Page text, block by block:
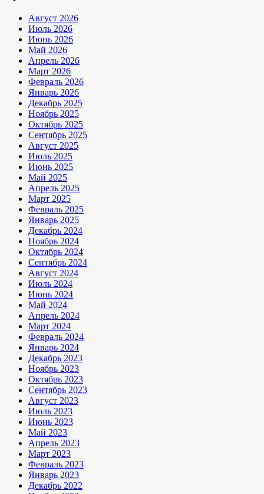
Август 2026
Июль 2026
Июнь 2026
Май 2026
Апрель 2026
Март 2026
Февраль 2026
Январь 2026
Декабрь 2025
Ноябрь 2025
Октябрь 2025
Сентябрь 2025
Август 2025
Июль 2025
Июнь 2025
Май 2025
Апрель 2025
Март 2025
Февраль 2025
Январь 2025
Декабрь 2024
Ноябрь 2024
Октябрь 2024
Сентябрь 2024
Август 2024
Июль 2024
Июнь 2024
Май 2024
Апрель 2024
Март 2024
Февраль 2024
Январь 2024
Декабрь 2023
Ноябрь 2023
Октябрь 2023
Сентябрь 2023
Август 2023
Июль 2023
Июнь 2023
Май 2023
Апрель 2023
Март 2023
Февраль 2023
Январь 2023
Декабрь 2022